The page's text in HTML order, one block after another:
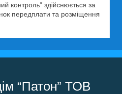
контроль” здійснюється за
передплати та розміщення
“Патон” ТОВ